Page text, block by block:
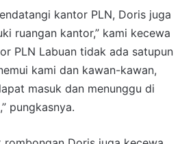
kantor PLN, Doris juga
ruangan kantor,” kami kecewa
PLN Labuan tidak ada satupun
kami dan kawan-kawan,
masuk dan menunggu di
pungkasnya.